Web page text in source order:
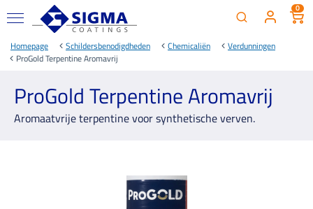
0
Homepage Schildersbenodigdheden Chemicaliën
Verdunningen
ProGold Terpentine Aromavrij
ProGold Terpentine Aromavrij
Aromaatvrije terpentine voor synthetische verven.